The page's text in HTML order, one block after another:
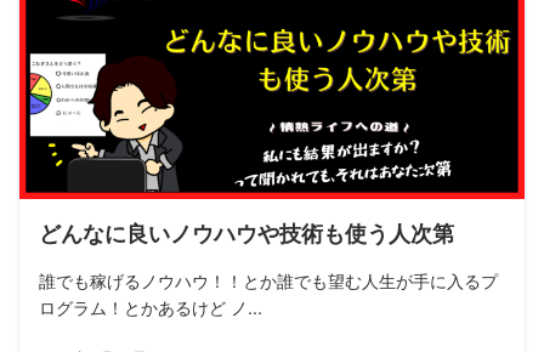
どんなに良いノウハウや技術も使う人次第
誰でも稼げるノウハウ！！とか誰でも望む人生が手に入るプ
ログラム！とかあるけど ノ...